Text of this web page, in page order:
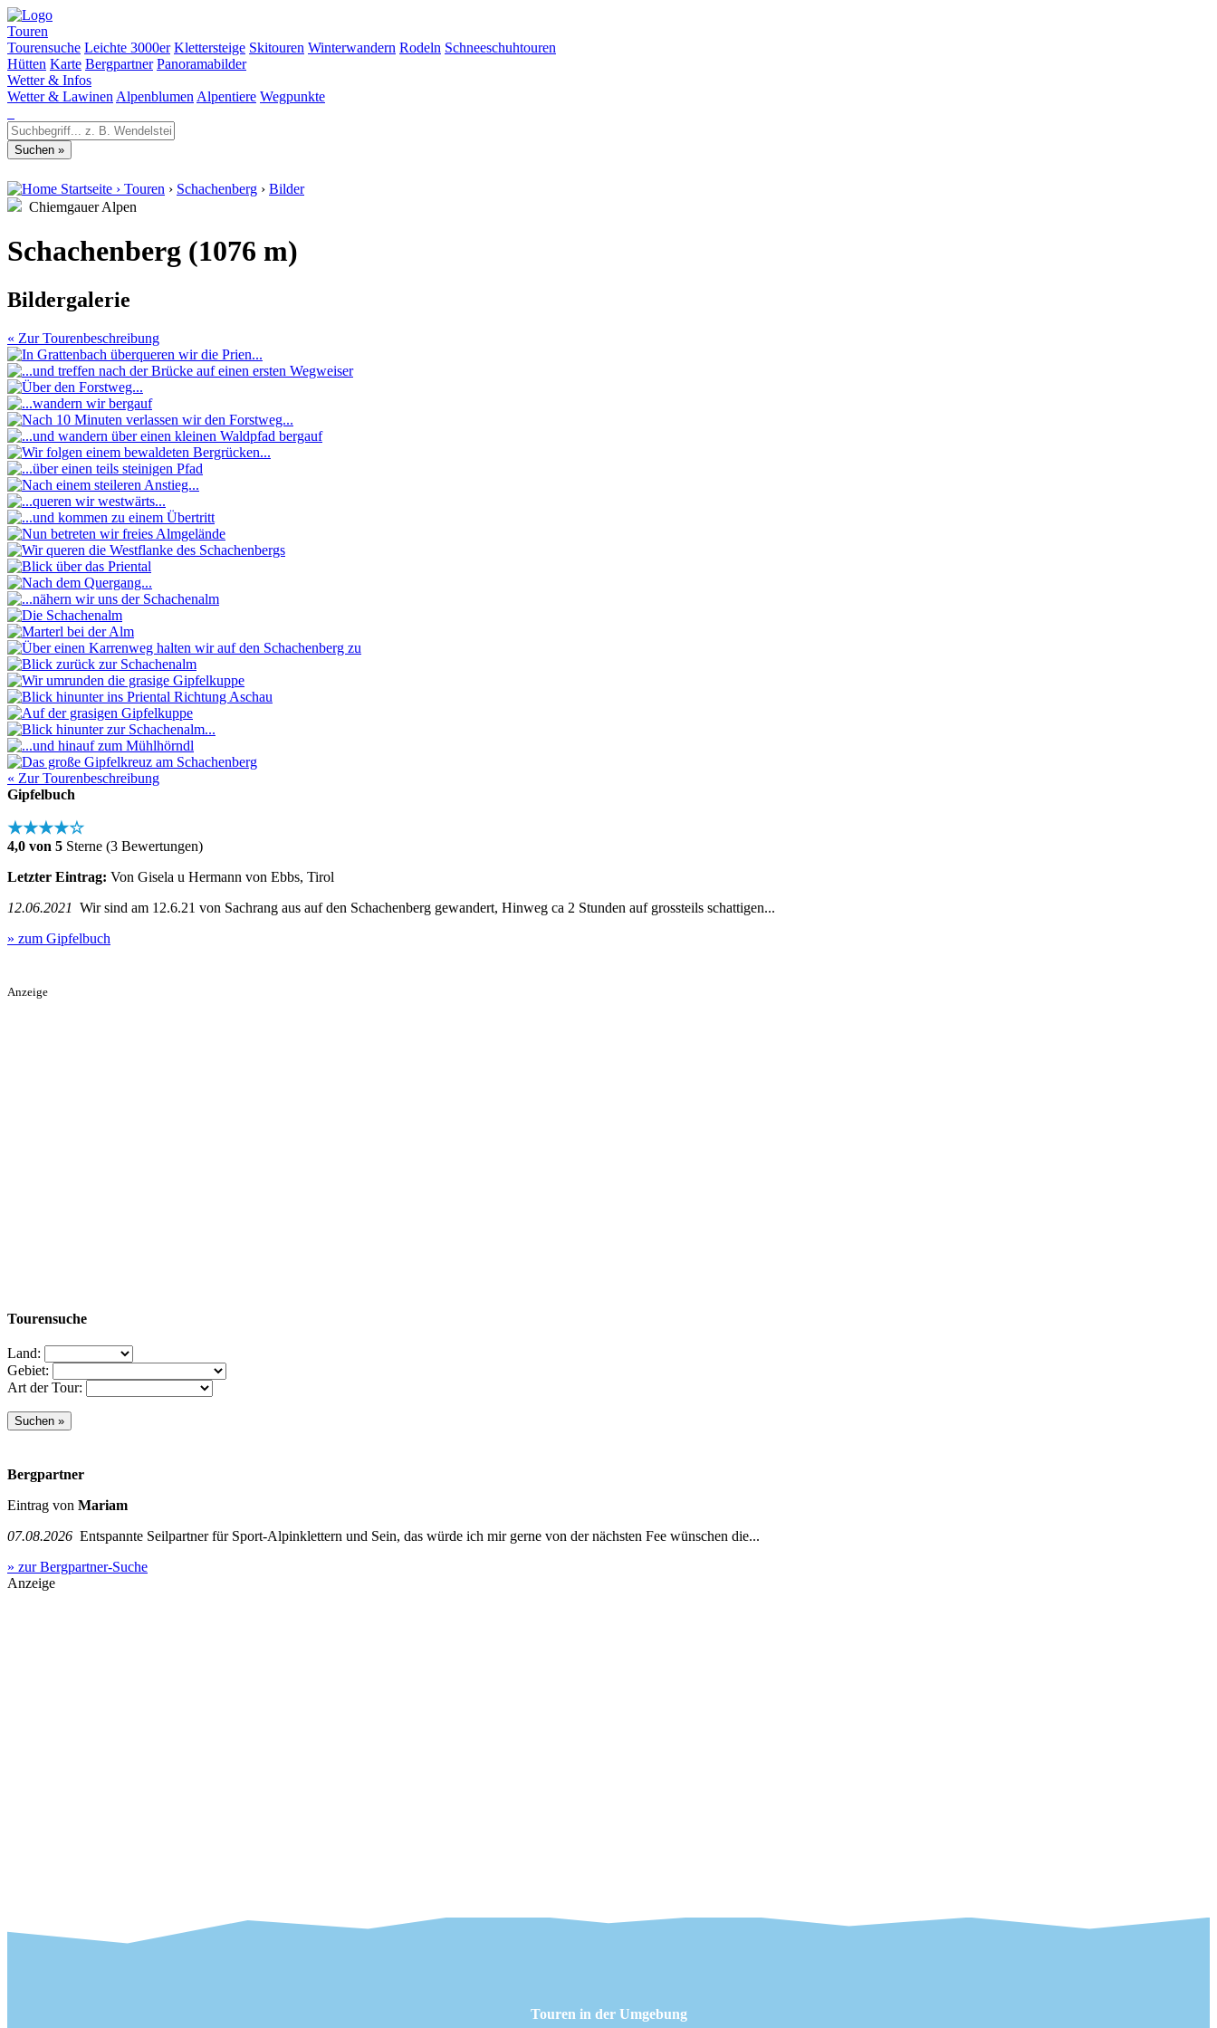
Touren
Tourensuche Leichte 3000er Klettersteige Skitouren Winterwandern Rodeln Schneeschuhtouren
Hütten Karte Bergpartner Panoramabilder
Wetter & Infos
Wetter & Lawinen Alpenblumen Alpentiere Wegpunkte
Startseite › Touren › Schachenberg › Bilder
Chiemgauer Alpen
Schachenberg (1076 m)
Bildergalerie
« Zur Tourenbeschreibung
« Zur Tourenbeschreibung
Gipfelbuch
★★★★☆
4,0 von 5 Sterne (3 Bewertungen)
Letzter Eintrag: Von Gisela u Hermann von Ebbs, Tirol
12.06.2021 Wir sind am 12.6.21 von Sachrang aus auf den Schachenberg gewandert, Hinweg ca 2 Stunden auf grossteils schattigen...
» zum Gipfelbuch
Anzeige
Tourensuche
Land:
Gebiet:
Art der Tour:
Bergpartner
Eintrag von Mariam
07.08.2026 Entspannte Seilpartner für Sport-Alpinklettern und Sein, das würde ich mir gerne von der nächsten Fee wünschen die...
» zur Bergpartner-Suche
Anzeige
Touren in der Umgebung